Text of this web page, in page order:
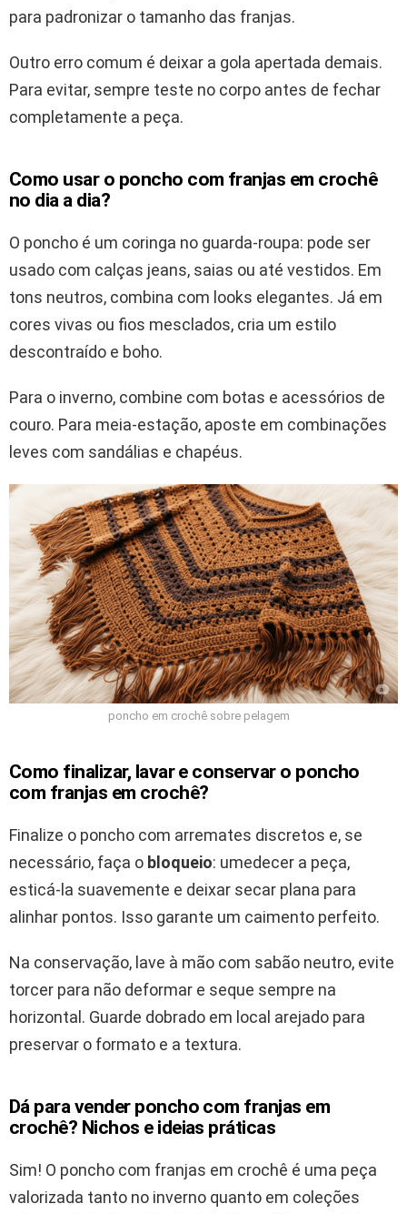
para padronizar o tamanho das franjas.
Outro erro comum é deixar a gola apertada demais.
Para evitar, sempre teste no corpo antes de fechar
completamente a peça.
Como usar o poncho com franjas em crochê
no dia a dia?
O poncho é um coringa no guarda-roupa: pode ser
usado com calças jeans, saias ou até vestidos. Em
tons neutros, combina com looks elegantes. Já em
cores vivas ou fios mesclados, cria um estilo
descontraído e boho.
Para o inverno, combine com botas e acessórios de
couro. Para meia-estação, aposte em combinações
leves com sandálias e chapéus.
poncho em crochê sobre pelagem
Como finalizar, lavar e conservar o poncho
com franjas em crochê?
Finalize o poncho com arremates discretos e, se
necessário, faça o bloqueio: umedecer a peça,
esticá-la suavemente e deixar secar plana para
alinhar pontos. Isso garante um caimento perfeito.
Na conservação, lave à mão com sabão neutro, evite
torcer para não deformar e seque sempre na
horizontal. Guarde dobrado em local arejado para
preservar o formato e a textura.
Dá para vender poncho com franjas em
crochê? Nichos e ideias práticas
Sim! O poncho com franjas em crochê é uma peça
valorizada tanto no inverno quanto em coleções